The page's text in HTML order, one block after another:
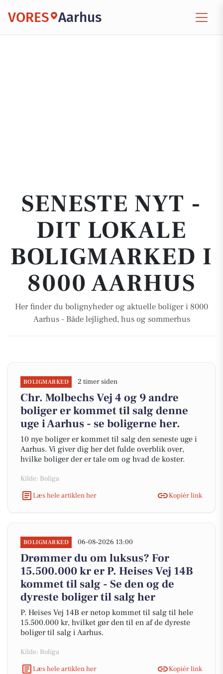
VORES Aarhus
SENESTE NYT -
DIT LOKALE
BOLIGMARKED I
8000 AARHUS
Her finder du bolignyheder og aktuelle boliger i 8000
Aarhus - Både lejlighed, hus og sommerhus
BOLIGMARKED 2 timer siden
Chr. Molbechs Vej 4 og 9 andre
boliger er kommet til salg denne
uge i Aarhus - se boligerne her.
10 nye boliger er kommet til salg den seneste uge i
Aarhus. Vi giver dig her det fulde overblik over,
hvilke boliger der er tale om og hvad de koster.
Kilde: Boliga
Læs hele artiklen her
Kopiér link
BOLIGMARKED 06-08-2026 13:00
Drømmer du om luksus? For
15.500.000 kr er P. Heises Vej 14B
kommet til salg - Se den og de
dyreste boliger til salg her
P. Heises Vej 14B er netop kommet til salg til hele
15.500.000 kr, hvilket gør den til en af de dyreste
boliger til salg i Aarhus.
Kilde: Boliga
Læs hele artiklen her
Kopiér link